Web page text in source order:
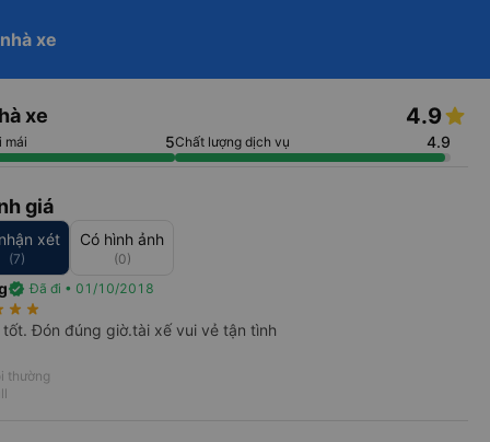
Trở thành đối tác
ngày về
keyboard_arrow_right
xe
xe 4.9
mái 5Chất lượng dịch vụ 4.9
giá
xét
(7)
Có hình ảnh
(0)
verified Đã đi • 01/10/2018
star_rate star_rate
Đón đúng giờ.tài xế vui vẻ tận tình
thường